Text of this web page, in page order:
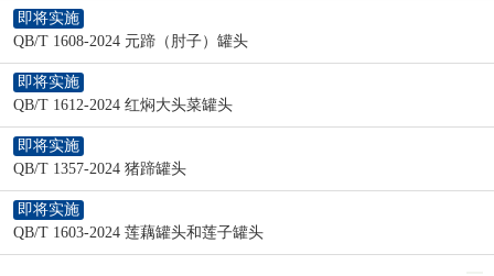
即将实施
QB/T 1608-2024 元蹄（肘子）罐头
即将实施
QB/T 1612-2024 红焖大头菜罐头
即将实施
QB/T 1357-2024 猪蹄罐头
即将实施
QB/T 1603-2024 莲藕罐头和莲子罐头